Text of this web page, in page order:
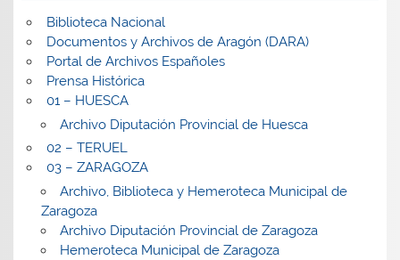
Biblioteca Nacional
Documentos y Archivos de Aragón (DARA)
Portal de Archivos Españoles
Prensa Histórica
01 – HUESCA
Archivo Diputación Provincial de Huesca
02 – TERUEL
03 – ZARAGOZA
Archivo, Biblioteca y Hemeroteca Municipal de
Zaragoza
Archivo Diputación Provincial de Zaragoza
Hemeroteca Municipal de Zaragoza